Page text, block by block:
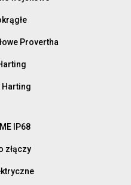
Provertha
Harting
IP68
złączy